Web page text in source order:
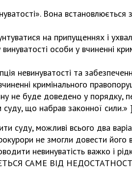
Вона встановлюється
на припущеннях і
особи у вчиненні
невинуватості та
кримінального
не буде доведено у порядку,
суду, що набрав законної
суду, можливі всього два
не змогли довести його
невинуватість важко і
САМЕ ВІД